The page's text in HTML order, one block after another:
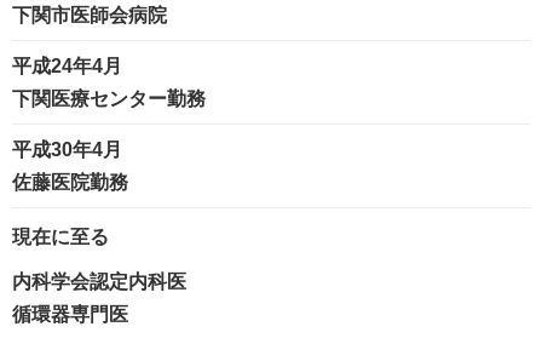
下関市医師会病院
平成24年4月
下関医療センター勤務
平成30年4月
佐藤医院勤務
現在に至る
内科学会認定内科医
循環器専門医